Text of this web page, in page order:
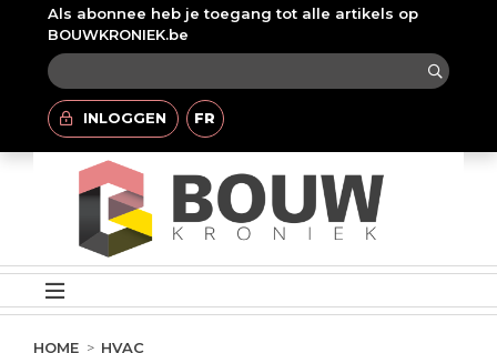
Als abonnee heb je toegang tot alle artikels op
BOUWKRONIEK.be
INLOGGEN FR
HOME HVAC